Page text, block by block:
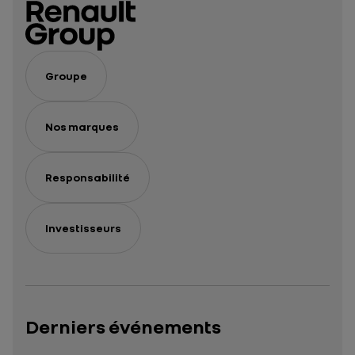
performance
Groupe
Nos marques
Responsabilité
Investisseurs
Derniers événements